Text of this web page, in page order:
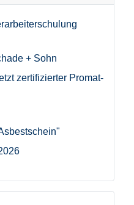
+ Sohn
zertifizierter Promat-